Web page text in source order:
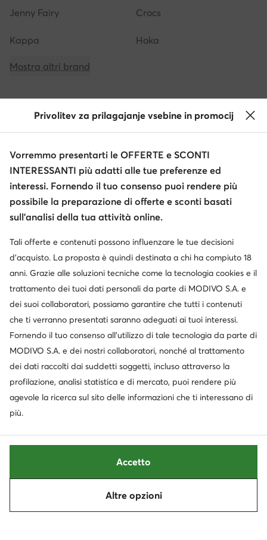
Jenny Fairy Crocs
Kappa Hoka
Mostra altri brand
Ricevi informazioni su novità e promozioni
Iscriviti alla newsletter
Cambia paese: Italia (IT)
Scarica l'app
Servizio clienti
Chi siamo
Privolitev za prilagajanje vsebine in promocij
Vorremmo presentarti le OFFERTE e SCONTI
INTERESSANTI più adatti alle tue preferenze ed
interessi. Fornendo il tuo consenso puoi rendere più
possibile la preparazione di offerte e sconti basati
sull’analisi della tua attività online.
Tali offerte e contenuti possono influenzare le tue decisioni
d’acquisto. La proposta è quindi destinata a chi ha compiuto 18
anni. Grazie alle soluzioni tecniche come la tecnologia cookies e il
trattamento dei tuoi dati personali da parte di MODIVO S.A. e
dei suoi collaboratori, possiamo garantire che tutti i contenuti
che ti verranno presentati saranno adeguati ai tuoi interessi.
Fornendo il tuo consenso all’utilizzo di tale tecnologia da parte di
MODIVO S.A. e dei nostri collaboratori, nonché al trattamento
dei dati raccolti dai suddetti soggetti, incluso attraverso la
profilazione, analisi statistica e di mercato, puoi rendere più
agevole la ricerca sul sito delle informazioni che ti interessano di
più.
Altre opzioni
Accetto